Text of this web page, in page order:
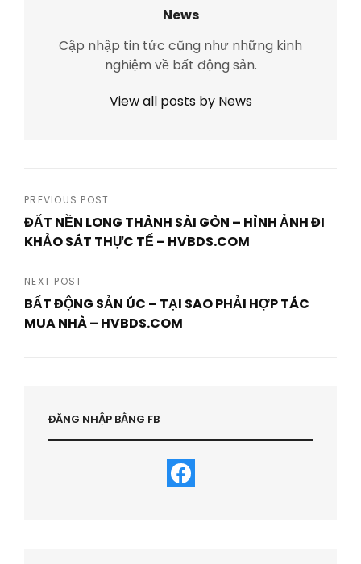
News
Cập nhập tin tức cũng như những kinh
nghiệm về bất động sản.
View all posts by News
Post
navigation
PREVIOUS POST
ĐẤT NỀN LONG THÀNH SÀI GÒN – HÌNH ẢNH ĐI
KHẢO SÁT THỰC TẾ – HVBDS.COM
Post
NEXT POST
BẤT ĐỘNG SẢN ÚC – TẠI SAO PHẢI HỢP TÁC
MUA NHÀ – HVBDS.COM
ĐĂNG NHẬP BẰNG FB